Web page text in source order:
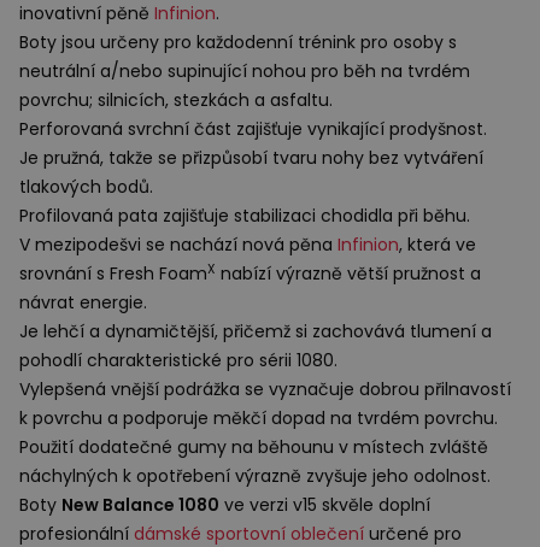
inovativní pěně Infinion.
Boty jsou určeny pro každodenní trénink pro osoby s
neutrální a/nebo supinující nohou pro běh na tvrdém
povrchu; silnicích, stezkách a asfaltu.
Perforovaná svrchní část zajišťuje vynikající prodyšnost.
Je pružná, takže se přizpůsobí tvaru nohy bez vytváření
tlakových bodů.
Profilovaná pata zajišťuje stabilizaci chodidla při běhu.
V mezipodešvi se nachází nová pěna Infinion, která ve
srovnání s Fresh FoamX nabízí výrazně větší pružnost a
návrat energie.
Je lehčí a dynamičtější, přičemž si zachovává tlumení a
pohodlí charakteristické pro sérii 1080.
Vylepšená vnější podrážka se vyznačuje dobrou přilnavostí
k povrchu a podporuje měkčí dopad na tvrdém povrchu.
Použití dodatečné gumy na běhounu v místech zvláště
náchylných k opotřebení výrazně zvyšuje jeho odolnost.
Boty New Balance 1080 ve verzi v15 skvěle doplní
profesionální dámské sportovní oblečení určené pro